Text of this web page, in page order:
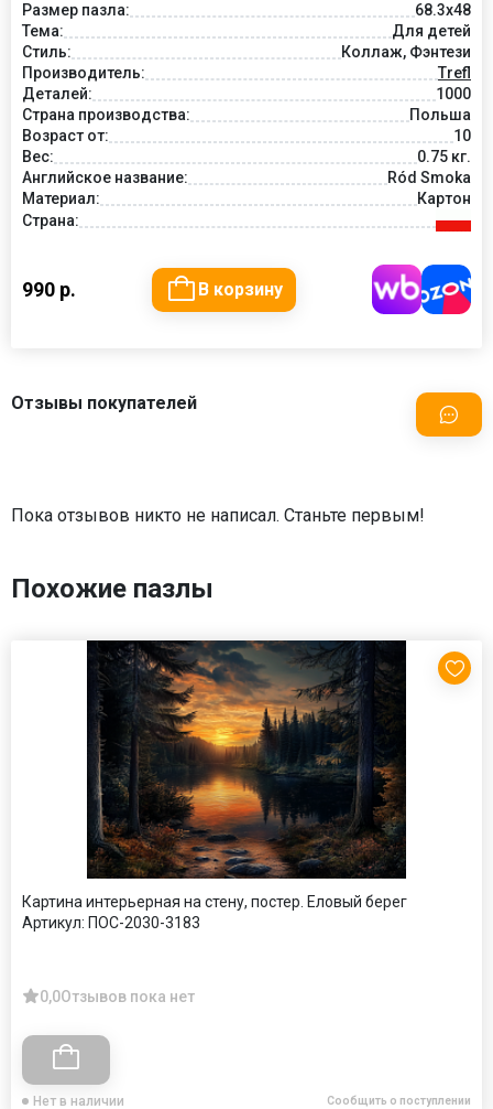
Размер пазла:
68.3x48
Тема:
Для детей
Стиль:
Коллаж, Фэнтези
Производитель:
Trefl
Деталей:
1000
Страна производства:
Польша
Возраст от:
10
Вес:
0.75 кг.
Английское название:
Ród Smoka
Материал:
Картон
Страна:
990 р. В корзину
Отзывы покупателей
Пока отзывов никто не написал. Станьте первым!
Похожие пазлы
Картина интерьерная на стену, постер. Еловый берег
Артикул: ПОС-2030-3183
0,0Отзывов пока нет
Нет в наличии Сообщить о поступлении